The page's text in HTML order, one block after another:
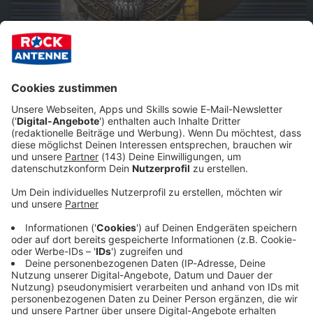
Five Finger Death Punch -
Diese Woche unsere Empfehlung aus der ROCK ANTENNE
Musikredaktion: Five Finger Death Punch - Legacy